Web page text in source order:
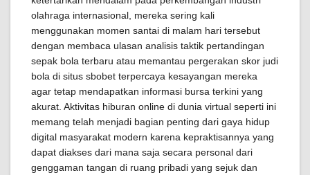
olahraga internasional, mereka sering kali
menggunakan momen santai di malam hari tersebut
dengan membaca ulasan analisis taktik pertandingan
sepak bola terbaru atau memantau pergerakan skor judi
bola di situs sbobet terpercaya kesayangan mereka
agar tetap mendapatkan informasi bursa terkini yang
akurat. Aktivitas hiburan online di dunia virtual seperti ini
memang telah menjadi bagian penting dari gaya hidup
digital masyarakat modern karena kepraktisannya yang
dapat diakses dari mana saja secara personal dari
genggaman tangan di ruang pribadi yang sejuk dan